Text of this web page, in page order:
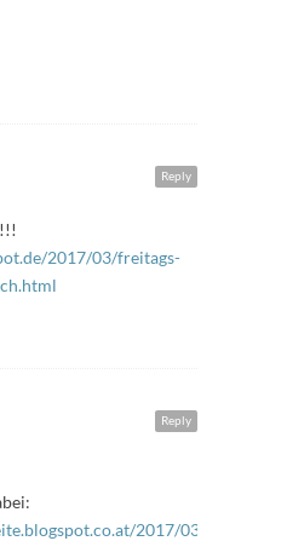
Reply
2017/03/freitags-
Reply
2017/03/freitags-